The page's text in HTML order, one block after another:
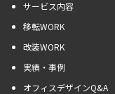
サービス内容
移転WORK
改装WORK
実績・事例
オフィスデザインQ&A